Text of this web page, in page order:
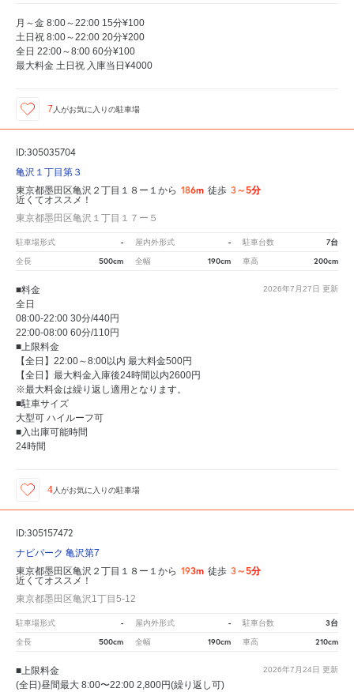
月～金 8:00～22:00 15分¥100
土日祝 8:00～22:00 20分¥200
全日 22:00～8:00 60分¥100
最大料金 土日祝 入庫当日¥4000
7 人がお気に入りの駐車場
ID:305035704
亀沢１丁目第３
東京都墨田区亀沢２丁目１８ー１から 186m 徒歩 3～5分
近くてオススメ！
東京都墨田区亀沢１丁目１７ー５
駐車場形式 - 屋内外形式 - 駐車台数 7台
全長 500cm 全幅 190cm 車高 200cm
2026年7月27日 更新
■料金
全日
08:00-22:00 30分/440円
22:00-08:00 60分/110円
■上限料金
【全日】22:00～8:00以内 最大料金500円
【全日】最大料金入庫後24時間以内2600円
※最大料金は繰り返し適用となります。
■駐車サイズ
大型可 ハイルーフ可
■入出庫可能時間
24時間
4 人がお気に入りの駐車場
ID:305157472
ナビパーク 亀沢第7
東京都墨田区亀沢２丁目１８ー１から 193m 徒歩 3～5分
近くてオススメ！
東京都墨田区亀沢1丁目5-12
駐車場形式 - 屋内外形式 - 駐車台数 3台
全長 500cm 全幅 190cm 車高 210cm
2026年7月24日 更新
■上限料金
(全日)昼間最大 8:00〜22:00 2,800円(繰り返し可)